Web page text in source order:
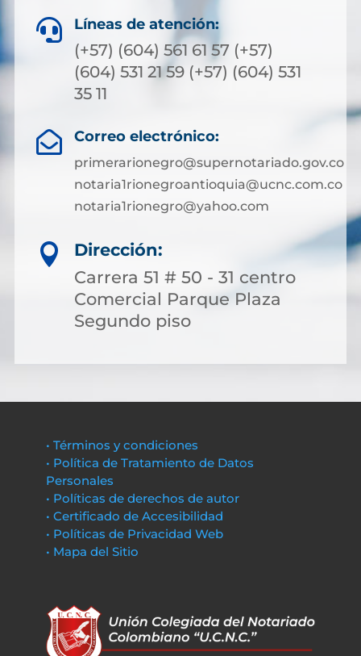
 Líneas de atención:
(+57) (604) 561 61 57 (+57)
(604) 531 21 59 (+57) (604) 531
35 11
 Correo electrónico:
primerarionegro@supernotariado.gov.co
notaria1rionegroantioquia@ucnc.com.co
notaria1rionegro@yahoo.com

Dirección:
Carrera 51 # 50 - 31 centro
Comercial Parque Plaza
Segundo piso
• Términos y condiciones
• Política de Tratamiento de Datos
Personales
• Políticas de derechos de autor
• Certificado de Accesibilidad
• Políticas de Privacidad Web
• Mapa del Sitio